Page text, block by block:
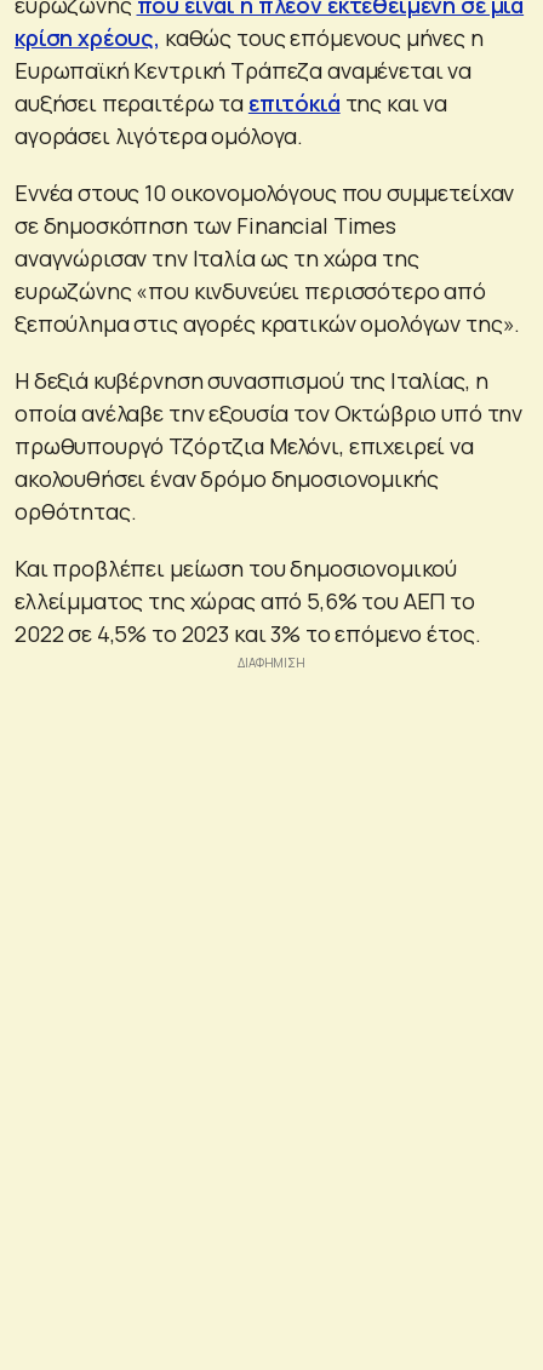
κρίση χρέους, καθώς τους επόμενους μήνες η
Ευρωπαϊκή Κεντρική Τράπεζα αναμένεται να
αυξήσει περαιτέρω τα επιτόκιά της και να
αγοράσει λιγότερα ομόλογα.
Εννέα στους 10 οικονομολόγους που συμμετείχαν
σε δημοσκόπηση των Financial Times
αναγνώρισαν την Ιταλία ως τη χώρα της
ευρωζώνης «που κινδυνεύει περισσότερο από
ξεπούλημα στις αγορές κρατικών ομολόγων της».
Η δεξιά κυβέρνηση συνασπισμού της Ιταλίας, η
οποία ανέλαβε την εξουσία τον Οκτώβριο υπό την
πρωθυπουργό Τζόρτζια Μελόνι, επιχειρεί να
ακολουθήσει έναν δρόμο δημοσιονομικής
ορθότητας.
Και προβλέπει μείωση του δημοσιονομικού
ελλείμματος της χώρας από 5,6% του ΑΕΠ το
2022 σε 4,5% το 2023 και 3% το επόμενο έτος.